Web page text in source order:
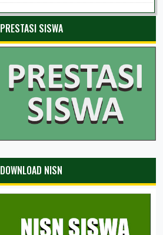
PRESTASI SISWA
DOWNLOAD NISN